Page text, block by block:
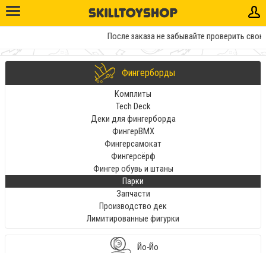
После заказа не забывайте проверить
Фингерборды
Комплиты
Tech Deck
Деки для фингерборда
ФингерBMX
Фингерсамокат
Фингерсёрф
Фингер обувь и штаны
Парки
Запчасти
Производство дек
Лимитированные фигурки
Йо-Йо